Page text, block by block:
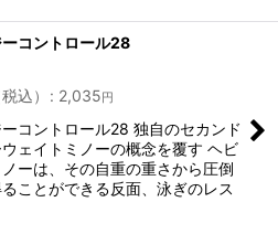
コントロール28
込）
: 2,035 円
コントロール28 独自のセカンド
ェイトミノーの概念を覆す ヘビ
ーは、その自重の重さから圧倒
ことができる反面、泳ぎのレス